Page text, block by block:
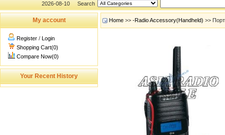
2026-08-10 Search
My account
Register / Login
Shopping Cart(0)
Compare Now(0)
Your Recent History
Home >> -Radio Accessory(Handheld) >>